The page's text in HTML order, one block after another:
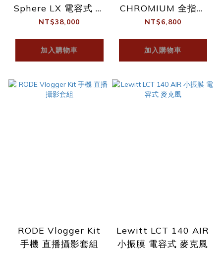
Sphere LX 電容式 大
振膜 模擬麥克風系統
NT$38,000
加入購物車
CHROMIUM 全指向
性 USB麥克風
播可用 麥克風
NT$6,800
加入購物車
RODE Vlogger Kit
手機 直播攝影套組
Lewitt LCT 140 AIR
小振膜 電容式 麥克風